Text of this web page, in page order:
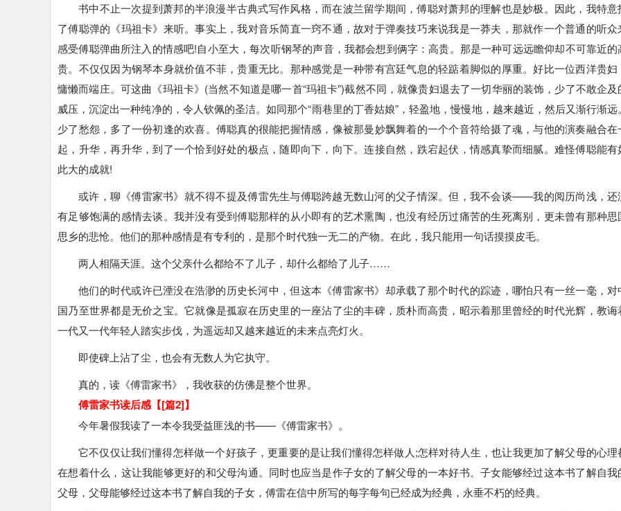
书中不止一次提到萧邦的半浪漫半古典式写作风格，而在波兰留学期间，傅聪对萧邦的理解也是妙极。因此，我特意
了傅聪弹的《玛祖卡》来听。事实上，我对音乐简直一窍不通，故对于弹奏技巧来说我是一莽夫，那就作一个普通的听众
感受傅聪弹曲所注入的情感吧!自小至大，每次听钢琴的声音，我都会想到俩字：高贵。那是一种可远远瞻仰却不可靠近的
贵。不仅仅因为钢琴本身就价值不菲，贵重无比。那种感觉是一种带有宫廷气息的轻踮着脚似的厚重。好比一位西洋贵妇
慵懒而端庄。可这曲《玛祖卡》(当然不知道是哪一首“玛祖卡”)截然不同，就像贵妇退去了一切华丽的装饰，少了不敢企及
威压，沉淀出一种纯净的，令人钦佩的圣洁。如同那个“雨巷里的丁香姑娘”，轻盈地，慢慢地，越来越近，然后又渐行渐远。
少了愁怨，多了一份初逢的欢喜。傅聪真的很能把握情感，像被那曼妙飘舞着的一个个音符给摄了魂，与他的演奏融合在
起，升华，再升华，到了一个恰到好处的极点，随即向下，向下。连接自然，跌宕起伏，情感真挚而细腻。难怪傅聪能有
此大的成就!
或许，聊《傅雷家书》就不得不提及傅雷先生与傅聪跨越无数山河的父子情深。但，我不会谈——我的阅历尚浅，还
有足够饱满的感情去谈。我并没有受到傅聪那样的从小即有的艺术熏陶，也没有经历过痛苦的生死离别，更未曾有那种思
思乡的悲怆。他们的那种感情是有专利的，是那个时代独一无二的产物。在此，我只能用一句话摸摸皮毛。
两人相隔天涯。这个父亲什么都给不了儿子，却什么都给了儿子……
他们的时代或许已湮没在浩渺的历史长河中，但这本《傅雷家书》却承载了那个时代的踪迹，哪怕只有一丝一毫，对
国乃至世界都是无价之宝。它就像是孤寂在历史里的一座沾了尘的丰碑，质朴而高贵，昭示着那里曾经的时代光辉，教诲
一代又一代年轻人踏实步伐，为遥远却又越来越近的未来点亮灯火。
即使碑上沾了尘，也会有无数人为它执守。
真的，读《傅雷家书》，我收获的仿佛是整个世界。
傅雷家书读后感【[篇2]】
今年暑假我读了一本令我受益匪浅的书——《傅雷家书》。
它不仅仅让我们懂得怎样做一个好孩子，更重要的是让我们懂得怎样做人;怎样对待人生，也让我更加了解父母的心理
在想着什么，这让我能够更好的和父母沟通。同时也应当是作子女的了解父母的一本好书。子女能够经过这本书了解自我
父母，父母能够经过这本书了解自我的子女，傅雷在信中所写的每字每句已经成为经典，永垂不朽的经典。